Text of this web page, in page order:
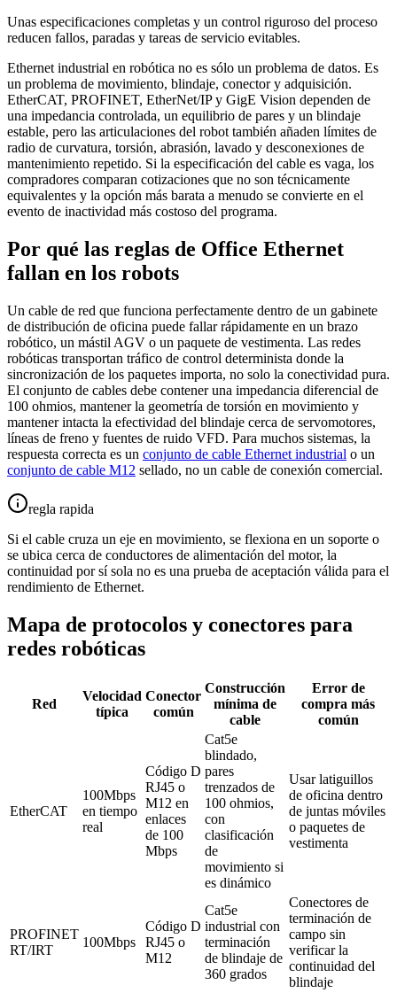
Unas especificaciones completas y un control riguroso del proceso
reducen fallos, paradas y tareas de servicio evitables.
Ethernet industrial en robótica no es sólo un problema de datos. Es
un problema de movimiento, blindaje, conector y adquisición.
EtherCAT, PROFINET, EtherNet/IP y GigE Vision dependen de
una impedancia controlada, un equilibrio de pares y un blindaje
estable, pero las articulaciones del robot también añaden límites de
radio de curvatura, torsión, abrasión, lavado y desconexiones de
mantenimiento repetido. Si la especificación del cable es vaga, los
compradores comparan cotizaciones que no son técnicamente
equivalentes y la opción más barata a menudo se convierte en el
evento de inactividad más costoso del programa.
Por qué las reglas de Office Ethernet
fallan en los robots
Un cable de red que funciona perfectamente dentro de un gabinete
de distribución de oficina puede fallar rápidamente en un brazo
robótico, un mástil AGV o un paquete de vestimenta. Las redes
robóticas transportan tráfico de control determinista donde la
sincronización de los paquetes importa, no solo la conectividad pura.
El conjunto de cables debe contener una impedancia diferencial de
100 ohmios, mantener la geometría de torsión en movimiento y
mantener intacta la efectividad del blindaje cerca de servomotores,
líneas de freno y fuentes de ruido VFD. Para muchos sistemas, la
respuesta correcta es un conjunto de cable Ethernet industrial o un
conjunto de cable M12 sellado, no un cable de conexión comercial.
regla rapida
Si el cable cruza un eje en movimiento, se flexiona en un soporte o
se ubica cerca de conductores de alimentación del motor, la
continuidad por sí sola no es una prueba de aceptación válida para el
rendimiento de Ethernet.
Mapa de protocolos y conectores para
redes robóticas
Red
Velocidad
típica
Conector
común
Construcción
mínima de
cable
Error de
compra más
común
EtherCAT
100Mbps
en tiempo
real
Código D
RJ45 o
M12 en
enlaces
de 100
Mbps
Cat5e
blindado,
pares
trenzados de
100 ohmios,
con
clasificación
de
movimiento si
es dinámico
Usar latiguillos
de oficina dentro
de juntas móviles
o paquetes de
vestimenta
PROFINET
RT/IRT
100Mbps
Código D
RJ45 o
M12
Cat5e
industrial con
terminación
de blindaje de
360 ​​grados
Conectores de
terminación de
campo sin
verificar la
continuidad del
blindaje